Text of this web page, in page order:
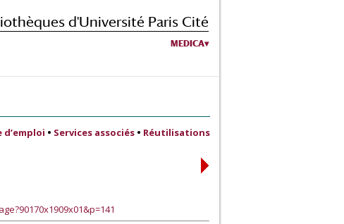
d'Université Paris Cité
MEDICA
d’emploi • Services associés • Réutilisations